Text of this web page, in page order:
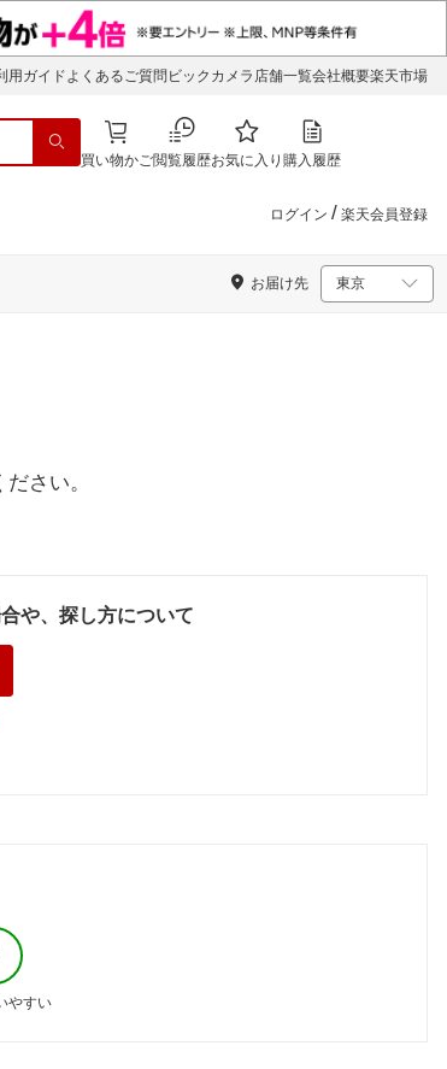
用ガイド よくあるご質問 ビックカメラ店舗一覧会社概要楽天市場
買い物かご閲覧履歴お気に入り 購入履歴
ログイン / 楽天会員登録
お届け先
さい。
や、探し方について
やすい